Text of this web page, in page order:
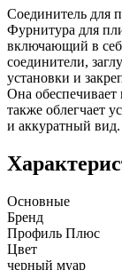
Соединитель для
Фурнитура для
включающий в
соединители,
установки и
Она обеспечивает
также облегчает
и аккуратный вид.
Основные
Бренд
Профиль Плюс
Цвет
черный муар